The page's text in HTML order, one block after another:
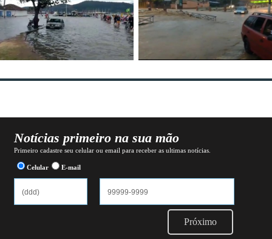
Notícias primeiro na sua mão
Primeiro cadastre seu celular ou email para receber as ultimas notícias.
Celular E-mail
Próximo